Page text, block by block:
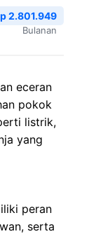
2.801.949
Bulanan
eceran
pokok
listrik,
yang
peran
serta